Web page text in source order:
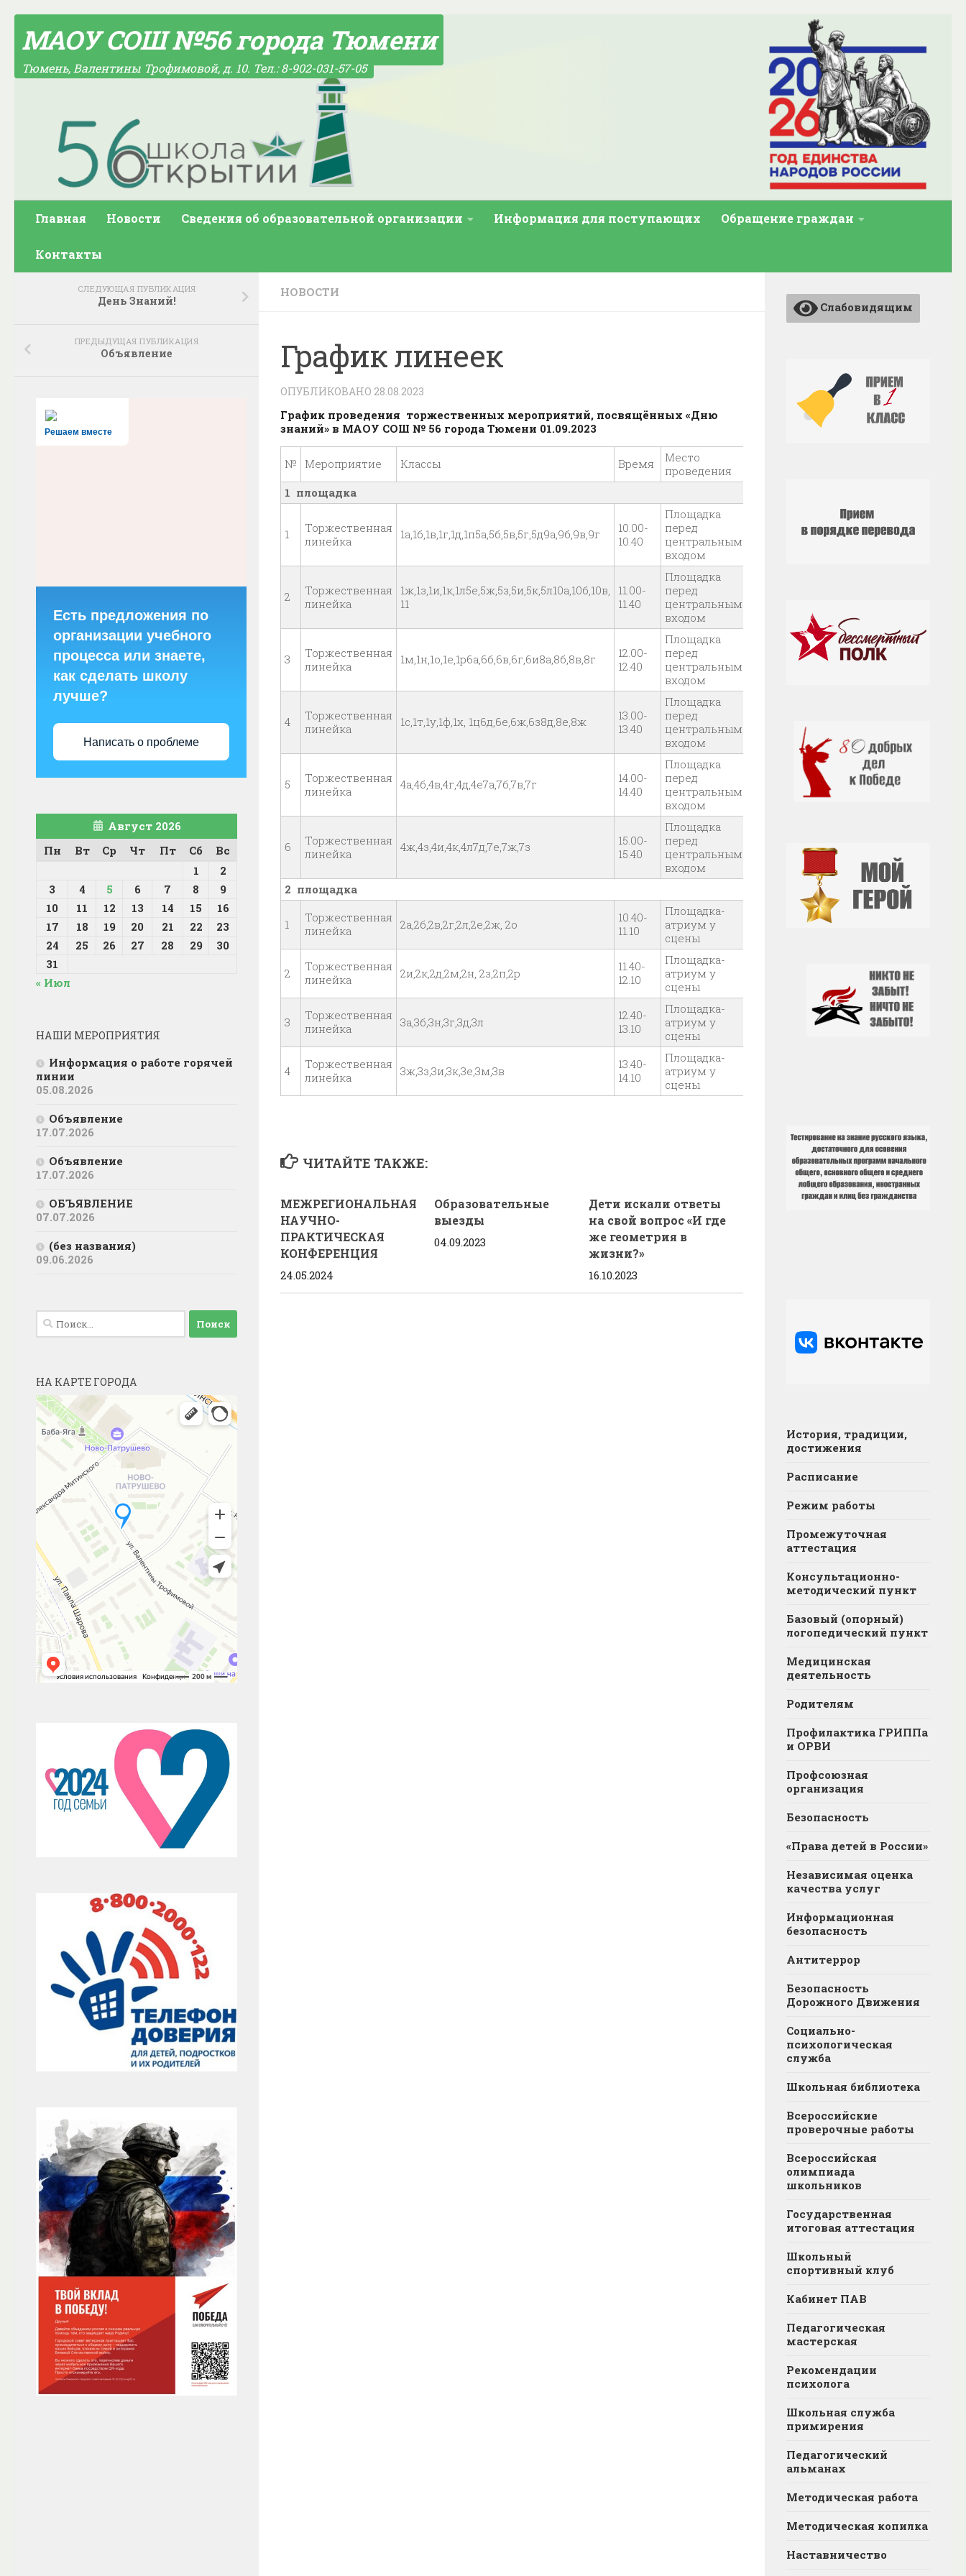
МАОУ СОШ №56 города Тюмени
Тюмень, Валентины Трофимовой, д. 10. Тел.: 8-902-031-57-05
Главная Новости Сведения об образовательной организации Информация для поступающих Обращение граждан
Контакты
НОВОСТИ
График линеек
ОПУБЛИКОВАНО 28.08.2023
График проведения торжественных мероприятий, посвящённых «Дню
знаний» в МАОУ СОШ № 56 города Тюмени 01.09.2023
№ Мероприятие Классы Время
Место
проведения
1 площадка
1
Торжественная
линейка
1а,1б,1в,1г,1д,1п5а,5б,5в,5г,5д9а,9б,9в,9г
10.00-
10.40
Площадка
перед
центральным
входом
2
Торжественная
линейка
1ж,1з,1и,1к,1л5е,5ж,5з,5и,5к,5л10а,10б,10в,
11
11.00-
11.40
Площадка
перед
центральным
входом
3
Торжественная
линейка
1м,1н,1о,1е,1р6а,6б,6в,6г,6и8а,8б,8в,8г
12.00-
12.40
Площадка
перед
центральным
входом
4
Торжественная
линейка
1с,1т,1у,1ф,1х, 1ц6д,6е,6ж,6з8д,8е,8ж
13.00-
13.40
Площадка
перед
центральным
входом
5
Торжественная
линейка
4а,4б,4в,4г,4д,4е7а,7б,7в,7г
14.00-
14.40
Площадка
перед
центральным
входом
6
Торжественная
линейка
4ж,4з,4и,4к,4л7д,7е,7ж,7з
15.00-
15.40
Площадка
перед
центральным
входом
2 площадка
1
Торжественная
линейка
2а,2б,2в,2г,2л,2е,2ж, 2о
10.40-
11.10
Площадка-
атриум у
сцены
2
Торжественная
линейка
2и,2к,2д,2м,2н, 2з,2п,2р
11.40-
12.10
Площадка-
атриум у
сцены
3
Торжественная
линейка
3а,3б,3н,3г,3д,3л
12.40-
13.10
Площадка-
атриум у
сцены
4
Торжественная
линейка
3ж,3з,3и,3к,3е,3м,3в
13.40-
14.10
Площадка-
атриум у
сцены
ЧИТАЙТЕ ТАКЖЕ:
МЕЖРЕГИОНАЛЬНАЯ
НАУЧНО-
ПРАКТИЧЕСКАЯ
КОНФЕРЕНЦИЯ
24.05.2024
Образовательные
выезды
04.09.2023
Дети искали ответы
на свой вопрос «И где
же геометрия в
жизни?»
16.10.2023
СЛЕДУЮЩАЯ ПУБЛИКАЦИЯ
День Знаний!
ПРЕДЫДУЩАЯ ПУБЛИКАЦИЯ
Объявление
Решаем вместе
Есть предложения по
организации учебного
процесса или знаете,
как сделать школу
лучше?
Написать о проблеме
Август 2026
Пн
Вт Ср Чт Пт Сб
Вс
1
2
3
4 5 6 7 8
9
10
11 12 13 14 15
16
17
18 19 20 21 22
23
24
25 26 27 28 29
30
31
« Июл
НАШИ МЕРОПРИЯТИЯ
Информация о работе горячей
линии
05.08.2026
Объявление
17.07.2026
Объявление
17.07.2026
ОБЪЯВЛЕНИЕ
07.07.2026
(без названия)
09.06.2026
Найти:
НА КАРТЕ ГОРОДА
Слабовидящим
История, традиции,
достижения
Расписание
Режим работы
Промежуточная
аттестация
Консультационно-
методический пункт
Базовый (опорный)
логопедический пункт
Медицинская
деятельность
Родителям
Профилактика ГРИППа
и ОРВИ
Профсоюзная
организация
Безопасность
«Права детей в России»
Независимая оценка
качества услуг
Информационная
безопасность
Антитеррор
Безопасность
Дорожного Движения
Социально-
психологическая
служба
Школьная библиотека
Всероссийские
проверочные работы
Всероссийская
олимпиада
школьников
Государственная
итоговая аттестация
Школьный
спортивный клуб
Кабинет ПАВ
Педагогическая
мастерская
Рекомендации
психолога
Школьная служба
примирения
Педагогический
альманах
Методическая работа
Методическая копилка
Наставничество